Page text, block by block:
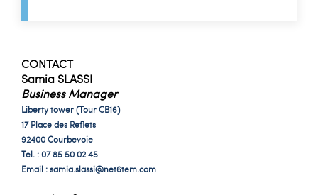
CONTACT
Samia SLASSI
Business Manager
Liberty tower (Tour CB16)
17 Place des Reflets
92400 Courbevoie
Tel. : 07 85 50 02 45
Email :samia.slassi@net6tem.com